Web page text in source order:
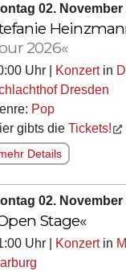
02. November
2026«
Uhr | Konzertin
Dresden
Pop
gibts die Tickets!
Details
02. November
Stage«
Uhr | Konzertin